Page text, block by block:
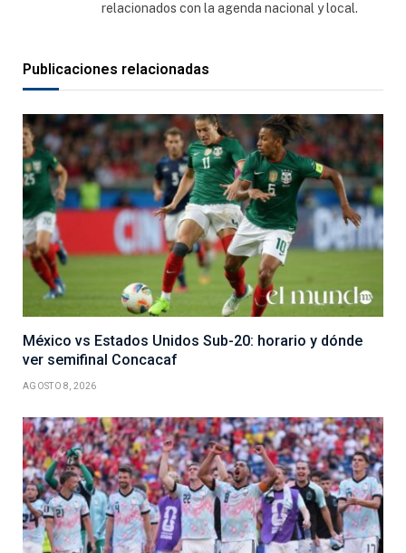
relacionados con la agenda nacional y local.
Publicaciones relacionadas
México vs Estados Unidos Sub-20: horario y dónde
ver semifinal Concacaf
AGOSTO 8, 2026